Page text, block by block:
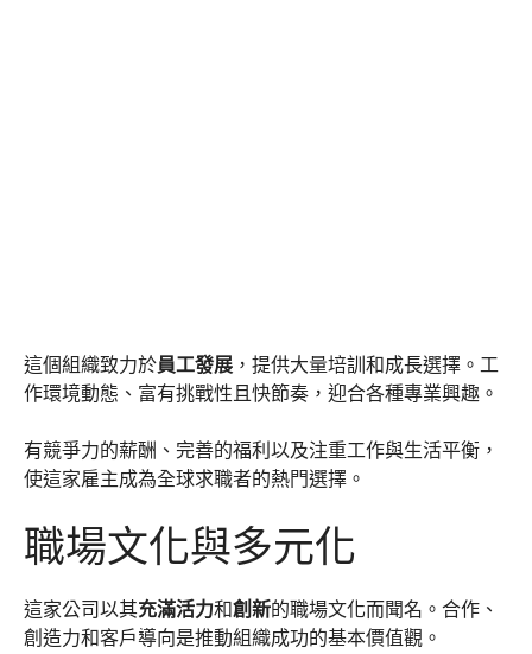
這個組織致力於員工發展 ，提供大量培訓和成長選擇。工
作環境動態、富有挑戰性且快節奏，迎合各種專業興趣。
有競爭力的薪酬、完善的福利以及注重工作與生活平衡，
使這家雇主成為全球求職者的熱門選擇。
職場文化與多元化
這家公司以其充滿活力和創新的職場文化而聞名。合作、
創造力和客戶導向是推動組織成功的基本價值觀。